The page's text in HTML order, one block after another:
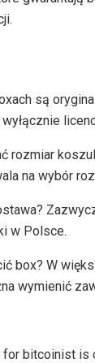
są
rozmiar
na wybór
w Polsce.
box? W
wymienić
bitcoinist is